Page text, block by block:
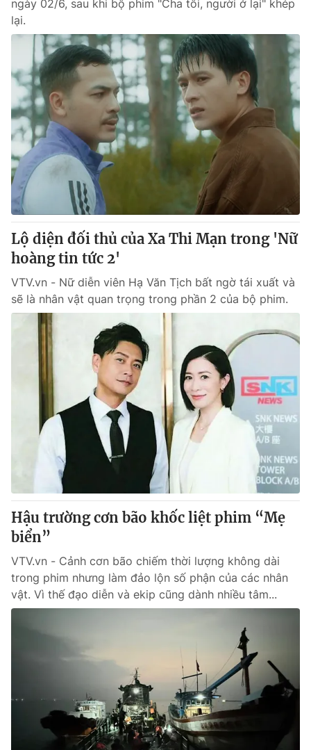
ngày 02/6, sau khi bộ phim "Cha tôi, người ở lại" khép
lại.
Lộ diện đối thủ của Xa Thi Mạn trong 'Nữ
hoàng tin tức 2'
VTV.vn - Nữ diễn viên Hạ Văn Tịch bất ngờ tái xuất và
sẽ là nhân vật quan trọng trong phần 2 của bộ phim.
Hậu trường cơn bão khốc liệt phim “Mẹ
biển”
VTV.vn - Cảnh cơn bão chiếm thời lượng không dài
trong phim nhưng làm đảo lộn số phận của các nhân
vật. Vì thế đạo diễn và ekip cũng dành nhiều tâm...